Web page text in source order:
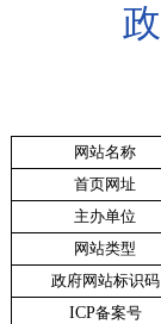
网站名称
首页网址
主办单位
网站类型
政府网站标识码
ICP备案号